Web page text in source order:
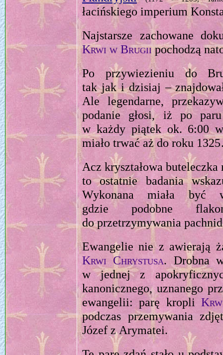
łacińskiego imperium
Najstarsze zachowane
Krwi w Brugiipochodzą
Po przywiezieniu do
tak jak i dzisiaj –
Ale legendarne,
podanie głosi, iż po
w każdy piątek ok. 6:00
miało trwać aż do roku
Acz kryształowa
to ostatnie badania
Wykonana miała być
gdzie podobne
do przetrzymywania
Ewangelie nie z awierają
Krwi Chrystusa. Drobna
w jednej z
kanonicznego, uznanego
ewangelii: parę kropli
podczas przemywania
Józef z Arymatei.